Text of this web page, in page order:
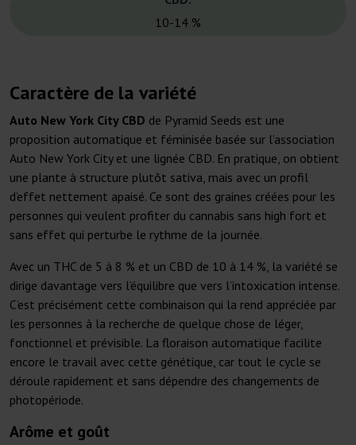
10-14 %
Caractère de la variété
Auto New York City CBD de Pyramid Seeds est une
proposition automatique et féminisée basée sur l’association
Auto New York City et une lignée CBD. En pratique, on obtient
une plante à structure plutôt sativa, mais avec un profil
d’effet nettement apaisé. Ce sont des graines créées pour les
personnes qui veulent profiter du cannabis sans high fort et
sans effet qui perturbe le rythme de la journée.
Avec un THC de 5 à 8 % et un CBD de 10 à 14 %, la variété se
dirige davantage vers l’équilibre que vers l’intoxication intense.
C’est précisément cette combinaison qui la rend appréciée par
les personnes à la recherche de quelque chose de léger,
fonctionnel et prévisible. La floraison automatique facilite
encore le travail avec cette génétique, car tout le cycle se
déroule rapidement et sans dépendre des changements de
photopériode.
Arôme et goût